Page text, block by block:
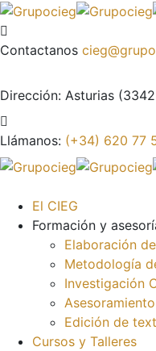
Contactanos
Dirección: Asturias
Llámanos: (+34) 620 77
El CIEG
Formación y
Elaboración
Metodología
Investigación
Edición de
Cursos y Talleres